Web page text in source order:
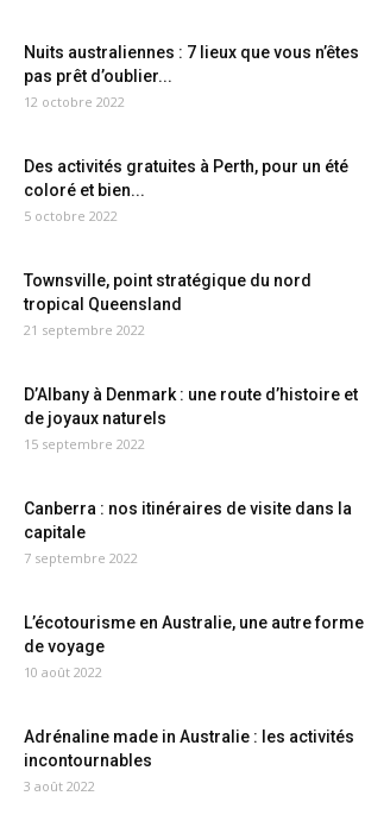
Nuits australiennes : 7 lieux que vous n’êtes
pas prêt d’oublier...
12 octobre 2022
Des activités gratuites à Perth, pour un été
coloré et bien...
5 octobre 2022
Townsville, point stratégique du nord
tropical Queensland
21 septembre 2022
D’Albany à Denmark : une route d’histoire et
de joyaux naturels
15 septembre 2022
Canberra : nos itinéraires de visite dans la
capitale
7 septembre 2022
L’écotourisme en Australie, une autre forme
de voyage
10 août 2022
Adrénaline made in Australie : les activités
incontournables
3 août 2022